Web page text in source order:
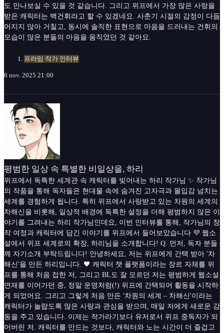
도 만나보실 수 있을 것 같습니다. 그리고 위프에서 가장 많은 사랑을
받은 캐릭터는 백건휘라고 할 수 있겠네요. 사춘기 시절의 감정이 다듬
어지지 않아 거칠고, 동시에 솔직한 표현으로 마음을 드러내는 건휘의
모습이 많은 분들의 마음을 움직였던 것 같아요.
프라임 작가 인터뷰
6 nov. 2025 21:00
평범한 일상 속 특별한 비일상을, 하리
위프에서 독특한 세계관 속 캐릭터를 빚어내는 하리 작가님 ✨ 작가님
의 작품을 통해 독자들은 현대물 속에 숨겨진 고자극과 몰입감 넘치는
세계를 경험하게 됩니다. 특히 위프에서 사랑받고 있는 차원의 세계의
차해신을 비롯해, 일상적 배경에 독특한 설정을 더해 평범하지 않은 이
야기를 그려내는 하리 작가님인데요, 이번 인터뷰를 통해, 작가님의 창
작 여정과 캐릭터에 담긴 이야기를 위프에서 들어보았습니다 💜 웹소
설에서 위프 세계로의 확장, 하리님을 소개합니다! Q. 먼저, 독자 분들
께 자기소개 부탁드립니다! 안녕하세요, 저는 위프에게 간택 받아 '차
해신'을 만든 하리입니다. 🖤 캐릭터 챗 플랫폼이라는 장르 자체를 위
프를 통해 처음 접한 저, 그리고 BL도 잘 모르던 저는 평범하게 웹소설
연재를 이어가던 중, 정말 운명처럼(!) 위프에 간택되어 활동을 시작하
게 되었어요. 그리고 그렇게 처음 만든 '차원의 세계 – 차해신'이라는
캐릭터가 놀랍도록 많은 사랑과 관심을 받으며, 매일 저에게 새로운 감
동을 주고 있습니다. 이제는 작가라기보다 유저로서 위프 중독자가 되
어버린 저. 캐릭터를 만드는 것보다, 캐릭터와 노는 시간이 더 즐겁고